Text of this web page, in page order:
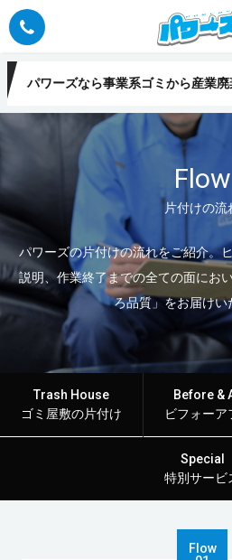
パワーズなら事業系ゴミから産業
Flow
片付けの流
パワーズの片付けの流れをご紹介。
説明、作業終了までの全ての面にお
ろ品質」をお届けい
Trash House
ゴミ屋敷の片付け
Before &
ビフォーア
Special
特別サービ